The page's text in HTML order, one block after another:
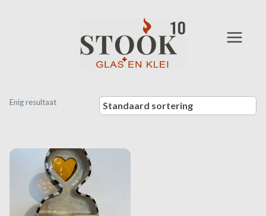
Enig resultaat